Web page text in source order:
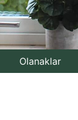
Olanaklar